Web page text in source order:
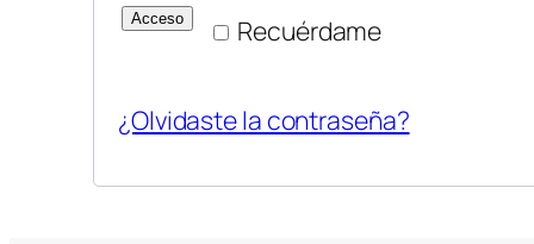
Recuérdame
Acceso
¿Olvidaste la contraseña?